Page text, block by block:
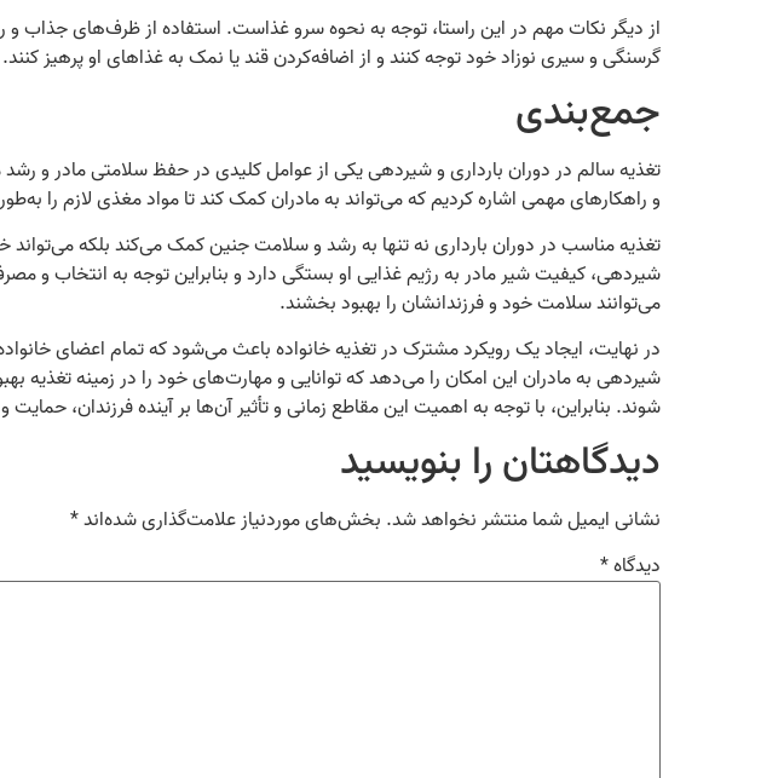
از دیگر نکات مهم در این راستا، توجه به نحوه سرو غذاست. استفاده از ظرف‌های جذاب و
گرسنگی و سیری نوزاد خود توجه کنند و از اضافه‌کردن قند یا نمک به غذاهای او پرهیز
جمع‌بندی
تغذیه سالم در دوران بارداری و شیردهی یکی از عوامل کلیدی در حفظ سلامتی مادر و
و راهکارهای مهمی اشاره کردیم که می‌تواند به مادران کمک کند تا مواد مغذی لازم را
تغذیه مناسب در دوران بارداری نه تنها به رشد و سلامت جنین کمک می‌کند بلکه
شیردهی، کیفیت شیر مادر به رژیم غذایی او بستگی دارد و بنابراین توجه به انتخاب و
می‌توانند سلامت خود و فرزندانشان را بهبود بخشند.
در نهایت، ایجاد یک رویکرد مشترک در تغذیه خانواده باعث می‌شود که تمام اعضای
شیردهی به مادران این امکان را می‌دهد که توانایی و مهارت‌های خود را در زمینه تغذیه
شوند. بنابراین، با توجه به اهمیت این مقاطع زمانی و تأثیر آن‌ها بر آینده فرزندان،
دیدگاهتان را بنویسید
نشانی ایمیل شما منتشر نخواهد شد. بخش‌های موردنیاز علامت‌گذاری شده‌اند*
دیدگاه*